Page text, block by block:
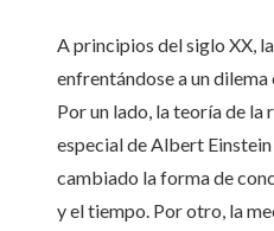
A principios del siglo XX,
enfrentándose a un dilema
Por un lado, la teoría de la
especial de Albert
cambiado la forma de
y el tiempo. Por otro, la